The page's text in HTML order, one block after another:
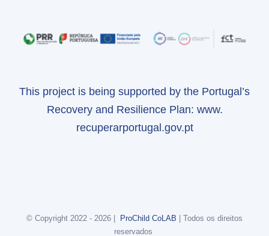
This project is being supported by the Portugal’s
Recovery and Resilience Plan: www.
recuperarportugal.gov.pt
© Copyright 2022 - 2026 | ProChild CoLAB | Todos os direitos
reservados